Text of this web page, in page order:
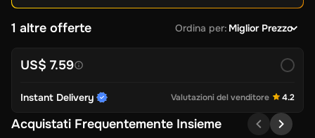
1 altre offerte Ordina per: Miglior Prezzo
US$ 7.59
Instant Delivery Valutazioni del venditore 4.2
Acquistati Frequentemente Insieme